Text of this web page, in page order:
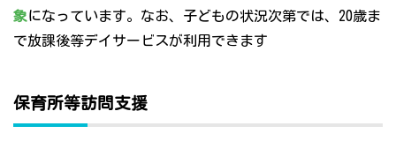
象になっています。なお、子どもの状況次第では、20歳ま
で放課後等デイサービスが利用できます
保育所等訪問支援